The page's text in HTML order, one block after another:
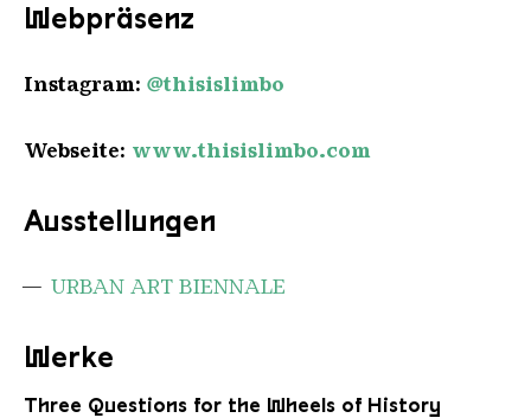
Webpräsenz
Instagram: @thisislimbo
Webseite: www.thisislimbo.com
Ausstellungen
URBAN ART BIENNALE
Werke
Three Questions for the Wheels of History